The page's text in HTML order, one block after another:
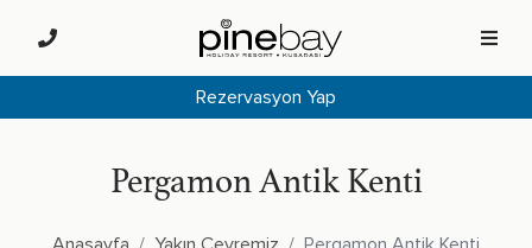
Rezervasyon Yap
Pergamon Antik Kenti